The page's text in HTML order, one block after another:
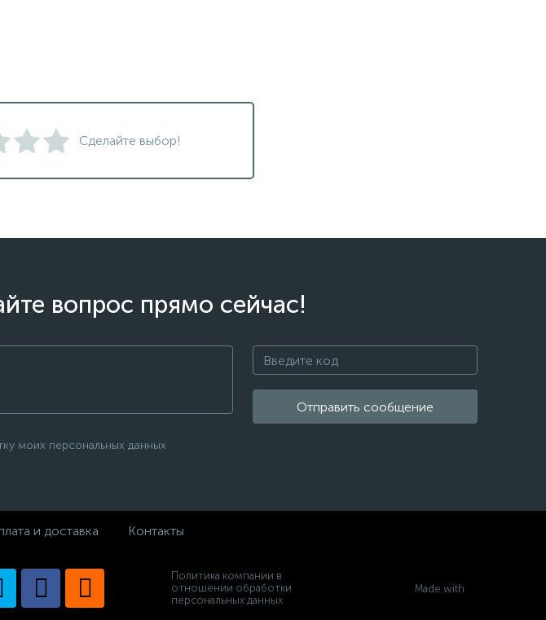
Сделайте выбор!
вопрос прямо сейчас!
Отправить сообщение
моих персональных данных
и доставка Контакты
Политика компании в
отношении обработки
персональных данных
Made with